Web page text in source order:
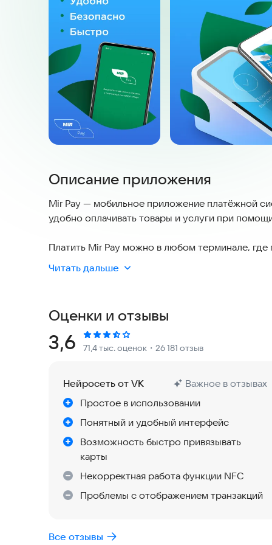
Описание приложения
Mir Pay — мобильное приложение платёжной
удобно оплачивать товары и услуги при
Платить Mir Pay можно в любом терминале,
онлайн магазинах по кнопке «Оплатить Mir
настоящего номера карты используется
Приложение можно установить на смартфон с
«суперпользователя» (root-доступ).
- Скачайте приложение в RuStore, App Gallery.
- При необходимости установите Mir Pay в
- Зарегистрируйте карту в Программе
получайте кешбэк и скидки за привычные
"Оплатить Mir Pay".
смотрите раздел «Банки-участники».
Читать дальше
Оценки и отзывы
Рейтинг:
3,6 71,4 тыс. оценок ・26 181 отзыв
Нейросеть от VK
Важное в отзывах
Простое в использовании
Понятный и удобный интерфейс
Возможность быстро привязывать
карты
Некорректная работа функции NFC
Проблемы с отображением транзакций
Все отзывы